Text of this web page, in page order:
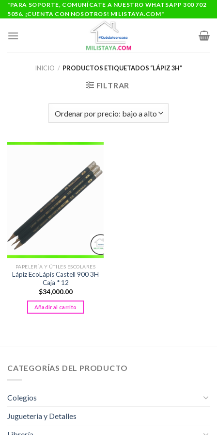
Saltar
al
"PARA SOPORTE, COMUNÍCATE A NUESTRO WHATSAPP 300 702
5056. ¡CUENTA CON NOSOTROS! MILISTAYA.COM"
INICIO / PRODUCTOS ETIQUETADOS “LÁPIZ 3H”
FILTRAR
PAPELERÍA Y ÚTILES ESCOLARES
Lápiz EcoLápis Castell 900 3H
Caja * 12
$34,000.00
Añadir al carrito
CATEGORÍAS DEL PRODUCTO
Colegios
Jugueteria y Detalles